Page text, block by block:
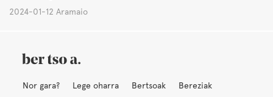
2024-01-12 Aramaio
Nor gara? Lege oharra Bertsoak
Bereziak